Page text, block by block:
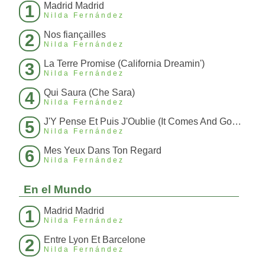
1 Madrid Madrid
Nilda Fernández
2 Nos fiançailles
Nilda Fernández
3 La Terre Promise (California Dreamin')
Nilda Fernández
4 Qui Saura (Che Sara)
Nilda Fernández
5 J'Y Pense Et Puis J'Oublie (It Comes And Goes)
Nilda Fernández
6 Mes Yeux Dans Ton Regard
Nilda Fernández
En el Mundo
1 Madrid Madrid
Nilda Fernández
2 Entre Lyon Et Barcelone
Nilda Fernández